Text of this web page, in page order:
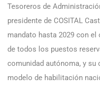
Tesoreros de
presidente de COSITAL
mandato hasta 2029 con
de todos los puestos
comunidad autónoma, y su
modelo de habilitación